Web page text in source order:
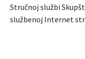
Stručnoj službi
službenoj Internet